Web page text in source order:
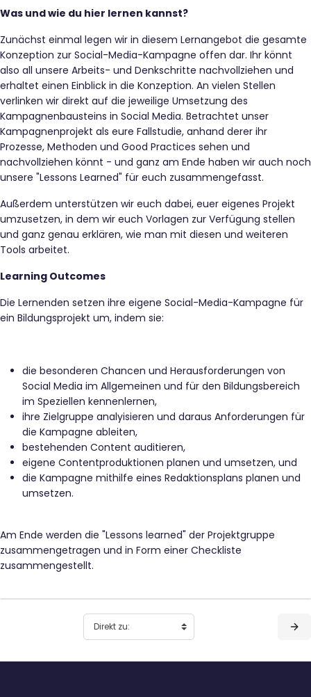
Was und wie du hier lernen kannst?
Zunächst einmal legen wir in diesem Lernangebot die gesamte
Konzeption zur Social-Media-Kampagne offen dar. Ihr könnt
also all unsere Arbeits- und Denkschritte nachvollziehen und
erhaltet einen Einblick in die Konzeption. An vielen Stellen
verlinken wir direkt auf die jeweilige Umsetzung des
Kampagnenbausteins in Social Media. Betrachtet unser
Kampagnenprojekt als eure Fallstudie, anhand derer ihr
Prozesse, Methoden und Good Practices sehen und
nachvollziehen könnt - und ganz am Ende haben wir auch noch
unsere "Lessons Learned" für euch zusammengefasst.
Außerdem unterstützen wir euch dabei, euer eigenes Projekt
umzusetzen, in dem wir euch Vorlagen zur Verfügung stellen
und ganz genau erklären, wie man mit diesen und weiteren
Tools arbeitet.
Learning Outcomes
Die Lernenden setzen ihre eigene Social-Media-Kampagne für
ein Bildungsprojekt um, indem sie:
die besonderen Chancen und Herausforderungen von
Social Media im Allgemeinen und für den Bildungsbereich
im Speziellen kennenlernen,
ihre Zielgruppe analyisieren und daraus Anforderungen für
die Kampagne ableiten,
bestehenden Content auditieren,
eigene Contentproduktionen planen und umsetzen, und
die Kampagne mithilfe eines Redaktionsplans planen und
umsetzen.
Am Ende werden die "Lessons learned" der Projektgruppe
zusammengetragen und in Form einer Checkliste
zusammengestellt.